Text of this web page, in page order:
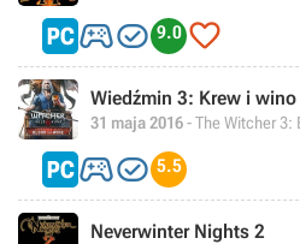
 9.0 
Wiedźmin 3: Krew i wino
31 maja 2016- The Witcher 3:
 5.5
Neverwinter Nights 2